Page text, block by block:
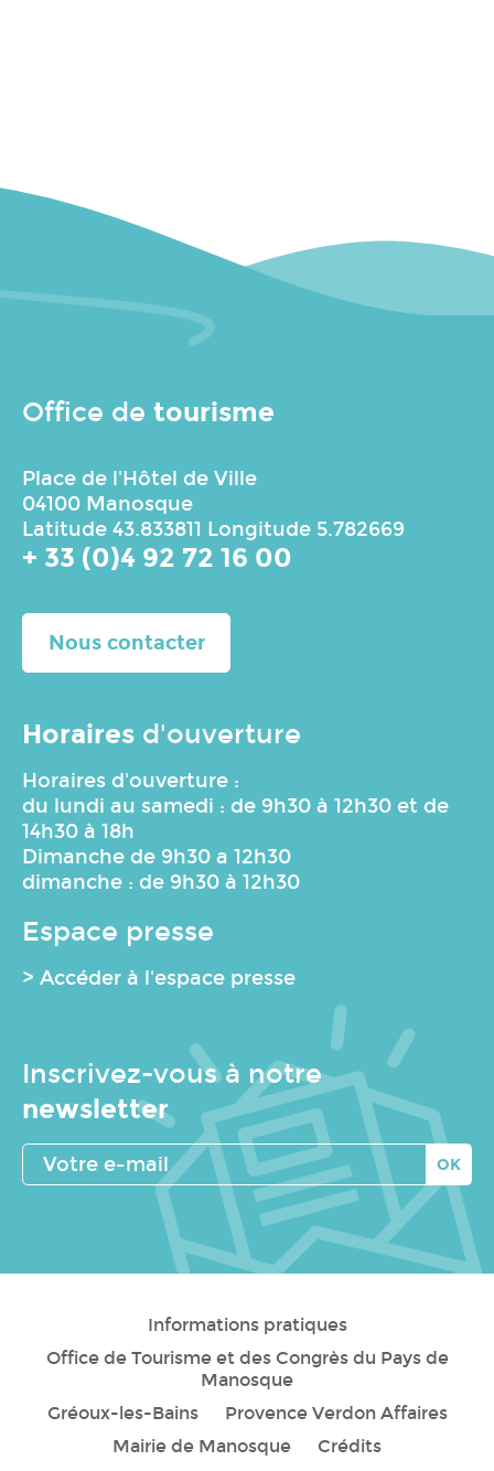
Office de tourisme
Place de l'Hôtel de Ville
04100 Manosque
Latitude 43.833811 Longitude 5.782669
+ 33 (0)4 92 72 16 00
Nous contacter
Horaires d'ouverture
Horaires d'ouverture :
du lundi au samedi : de 9h30 à 12h30 et de
14h30 à 18h
Dimanche de 9h30 a 12h30
dimanche : de 9h30 à 12h30
Espace presse
> Accéder à l'espace presse
Inscrivez-vous à notre
newsletter
Votre
e-
Informations pratiques
Office de Tourisme et des Congrès du Pays de
Manosque
Gréoux-les-Bains
Provence Verdon Affaires
Mairie de Manosque
Crédits